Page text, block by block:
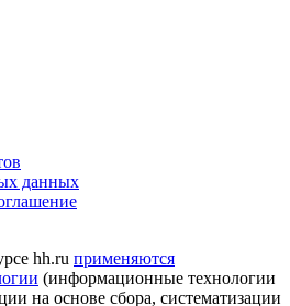
данных
hh.ru применяются
(информационные технологии
на основе сбора, систематизации